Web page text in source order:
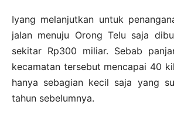
Iyang melanjutkan untuk
jalan menuju Orong Telu saja
sekitar Rp300 miliar. Sebab
kecamatan tersebut mencapai 40
hanya sebagian kecil saja yang
tahun sebelumnya.